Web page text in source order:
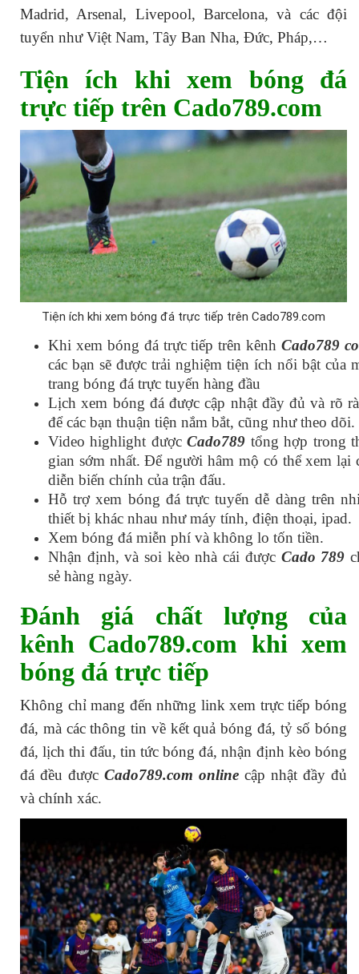
Madrid, Arsenal, Livepool, Barcelona, và các đội
tuyển như Việt Nam, Tây Ban Nha, Đức, Pháp,…
Tiện ích khi xem bóng đá
trực tiếp trên Cado789.com
Tiện ích khi xem bóng đá trực tiếp trên Cado789.com
Khi xem bóng đá trực tiếp trên kênhCado789
các bạn sẽ được trải nghiệm tiện ích nổi bật của
trang bóng đá trực tuyến hàng đầu
Lịch xem bóng đá được cập nhật đầy đủ và rõ
để các bạn thuận tiện nắm bắt, cũng như theo dõi.
Video highlight đượcCado789 tổng hợp trong
gian sớm nhất. Để người hâm mộ có thể xem lại
diễn biến chính của trận đấu.
Hỗ trợ xem bóng đá trực tuyến dễ dàng trên
thiết bị khác nhau như máy tính, điện thoại, ipad.
Xem bóng đá miễn phí và không lo tốn tiền.
Nhận định, và soi kèo nhà cái được Cado 789
sẻ hàng ngày.
Đánh giá chất lượng của
kênh Cado789.com khi xem
bóng đá trực tiếp
Không chỉ mang đến những link xem trực tiếp bóng
đá, mà các thông tin về kết quả bóng đá, tỷ số bóng
đá, lịch thi đấu, tin tức bóng đá, nhận định kèo bóng
đá đều được Cado789.com online cập nhật đầy đủ
và chính xác.